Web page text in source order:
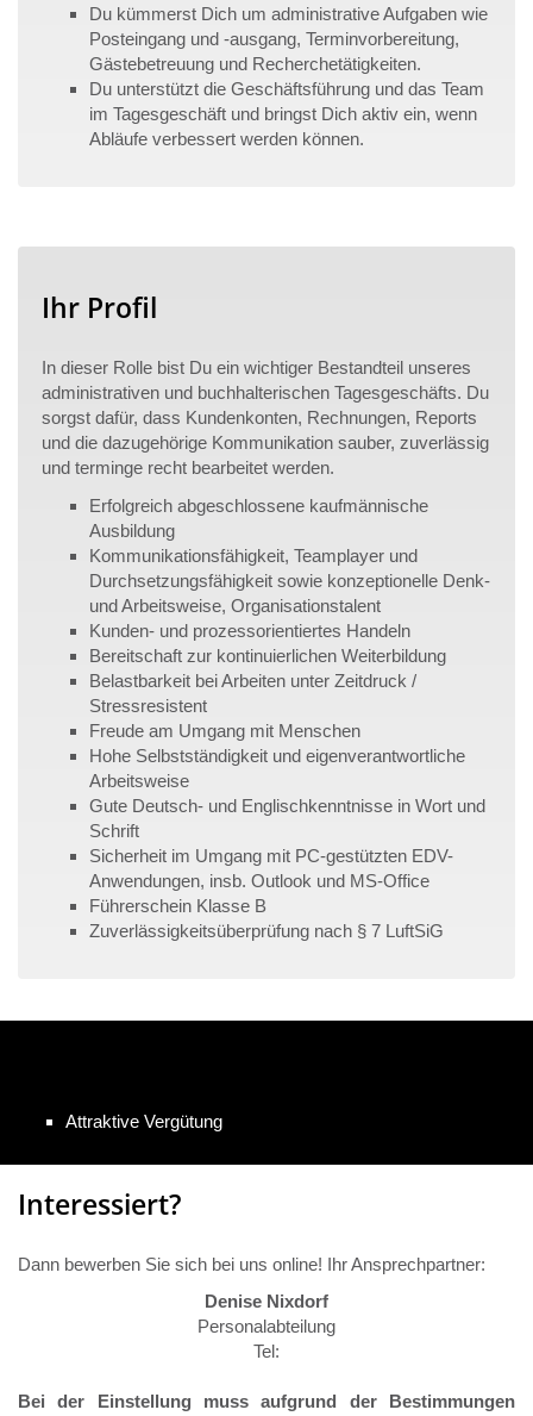
Du kümmerst Dich um administrative Aufgaben wie
Posteingang und -ausgang, Terminvorbereitung,
Gästebetreuung und Recherchetätigkeiten.
Du unterstützt die Geschäftsführung und das Team
im Tagesgeschäft und bringst Dich aktiv ein, wenn
Abläufe verbessert werden können.
Ihr Profil
In dieser Rolle bist Du ein wichtiger Bestandteil unseres
administrativen und buchhalterischen Tagesgeschäfts. Du
sorgst dafür, dass Kundenkonten, Rechnungen, Reports
und die dazugehörige Kommunikation sauber, zuverlässig
und terminge recht bearbeitet werden.
Erfolgreich abgeschlossene kaufmännische
Ausbildung
Kommunikationsfähigkeit, Teamplayer und
Durchsetzungsfähigkeit sowie konzeptionelle Denk-
und Arbeitsweise, Organisationstalent
Kunden- und prozessorientiertes Handeln
Bereitschaft zur kontinuierlichen Weiterbildung
Belastbarkeit bei Arbeiten unter Zeitdruck /
Stressresistent
Freude am Umgang mit Menschen
Hohe Selbstständigkeit und eigenverantwortliche
Arbeitsweise
Gute Deutsch- und Englischkenntnisse in Wort und
Schrift
Sicherheit im Umgang mit PC-gestützten EDV-
Anwendungen, insb. Outlook und MS-Office
Führerschein Klasse B
Zuverlässigkeitsüberprüfung nach § 7 LuftSiG
Attraktive Vergütung
Interessiert?
Dann bewerben Sie sich bei uns online! Ihr Ansprechpartner:
Denise Nixdorf
Personalabteilung
Tel:
Bei der Einstellung muss aufgrund der Bestimmungen